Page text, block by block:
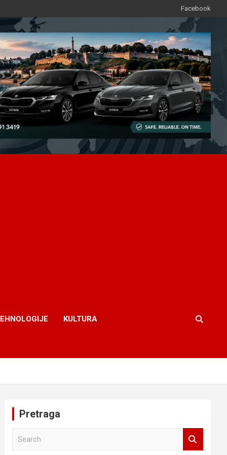
Facebook
KULTURA
Pretraga